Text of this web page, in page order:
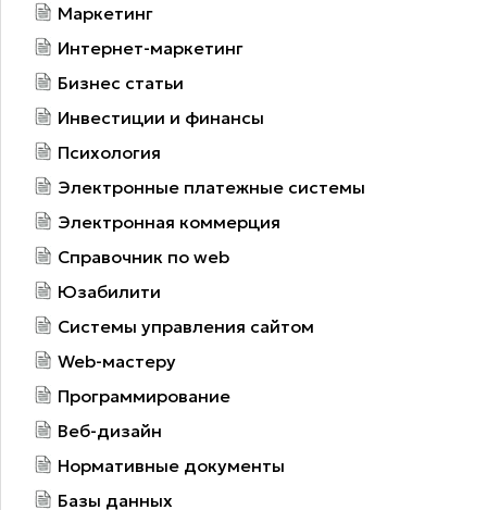
Маркетинг
Интернет-маркетинг
Бизнес статьи
Инвестиции и финансы
Психология
Электронные платежные системы
Электронная коммерция
Справочник по web
Юзабилити
Системы управления сайтом
Web-мастеру
Программирование
Веб-дизайн
Нормативные документы
Базы данных